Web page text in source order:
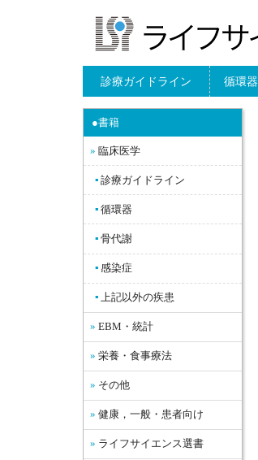
診療ガイドライン 循環器
●書籍
臨床医学
診療ガイドライン
循環器
骨代謝
感染症
上記以外の疾患
EBM・統計
栄養・食事療法
その他
健康，一般・患者向け
ライフサイエンス選書